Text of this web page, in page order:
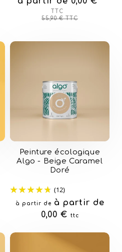
habituel
55,90 € TTC
soldé
TTC
Peinture écologique
Algo - Beige Caramel
Doré
(12)
Prix
habituel
à partir de
à partir de
0,00 €
ttc